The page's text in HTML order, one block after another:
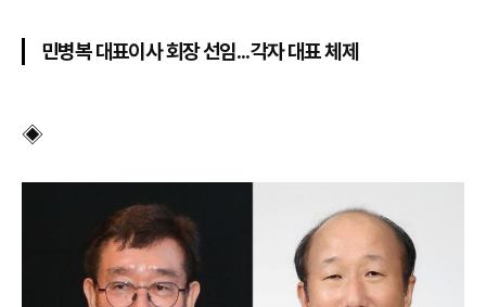
민병복 대표이사 회장 선임...각자 대표 체제
◈